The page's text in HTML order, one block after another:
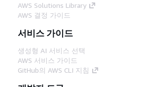
AWS Solutions Library
AWS 결정 가이드
서비스 가이드
생성형 AI 서비스 선택
AWS 서비스 가이드
GitHub의 AWS CLI 지침